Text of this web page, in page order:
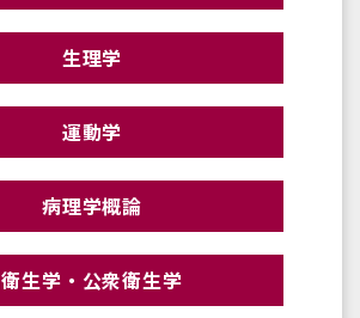
生理学
運動学
病理学概論
衛生学・公衆衛生学